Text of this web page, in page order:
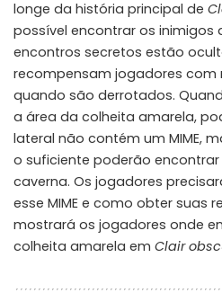
longe da história principal de
possível encontrar os inimigos
encontros secretos estão
recompensam jogadores com
quando são derrotados.
a área da colheita amarela,
lateral não contém um MIME,
o suficiente poderão
caverna. Os jogadores
esse MIME e como obter suas
mostrará os jogadores onde
colheita amarela em Clair